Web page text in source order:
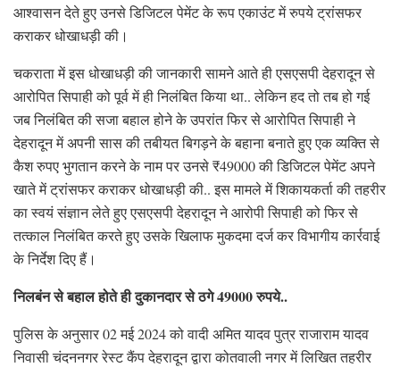
आश्वासन देते हुए उनसे डिजिटल पेमेंट के रूप एकाउंट में रुपये ट्रांसफर
कराकर धोखाधड़ी की।
चकराता में इस धोखाधड़ी की जानकारी सामने आते ही एसएसपी देहरादून से
आरोपित सिपाही को पूर्व में ही निलंबित किया था.. लेकिन हद तो तब हो गई
जब निलंबित की सजा बहाल होने के उपरांत फिर से आरोपित सिपाही ने
देहरादून में अपनी सास की तबीयत बिगड़ने के बहाना बनाते हुए एक व्यक्ति से
कैश रुपए भुगतान करने के नाम पर उनसे ₹49000 की डिजिटल पेमेंट अपने
खाते में ट्रांसफर कराकर धोखाधड़ी की.. इस मामले में शिकायकर्ता की तहरीर
का स्वयं संज्ञान लेते हुए एसएसपी देहरादून ने आरोपी सिपाही को फिर से
तत्काल निलंबित करते हुए उसके खिलाफ मुकदमा दर्ज कर विभागीय कार्रवाई
के निर्देश दिए हैं।
निलबंन से बहाल होते ही दुकानदार से ठगे 49000 रुपये..
पुलिस के अनुसार 02 मई 2024 को वादी अमित यादव पुत्र राजाराम यादव
निवासी चंदननगर रेस्ट कैंप देहरादून द्वारा कोतवाली नगर में लिखित तहरीर